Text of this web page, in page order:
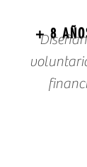
+ 8